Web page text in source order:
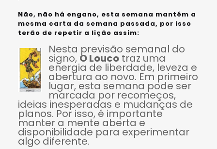
Não, não há engano, esta semana mantém a
mesma carta da semana passada, por isso
terão de repetir a lição assim:
Nesta previsão semanal do
signo, O Loucotraz uma
energia de liberdade, leveza e
abertura ao novo. Em primeiro
lugar, esta semana pode ser
marcada por recomeços,
ideias inesperadas e mudanças de
planos. Por isso, é importante
manter a mente aberta e
disponibilidade para experimentar
algo diferente.